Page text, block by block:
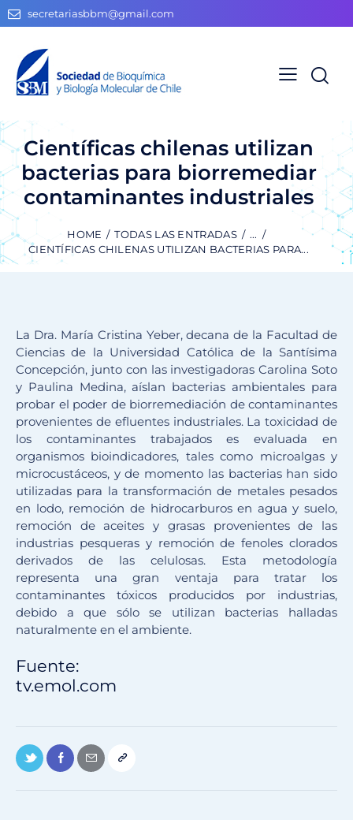
secretariasbbm@gmail.com
Científicas chilenas utilizan
bacterias para biorremediar
contaminantes industriales
HOME TODAS LAS ENTRADAS
...
CIENTÍFICAS CHILENAS UTILIZAN BACTERIAS PARA...
La Dra. María Cristina Yeber, decana de la Facultad de
Ciencias de la Universidad Católica de la Santísima
Concepción, junto con las investigadoras Carolina Soto
y Paulina Medina, aíslan bacterias ambientales para
probar el poder de biorremediación de contaminantes
provenientes de efluentes industriales. La toxicidad de
los contaminantes trabajados es evaluada en
organismos bioindicadores, tales como microalgas y
microcustáceos, y de momento las bacterias han sido
utilizadas para la transformación de metales pesados
en lodo, remoción de hidrocarburos en agua y suelo,
remoción de aceites y grasas provenientes de las
industrias pesqueras y remoción de fenoles clorados
derivados de las celulosas. Esta metodología
representa una gran ventaja para tratar los
contaminantes tóxicos producidos por industrias,
debido a que sólo se utilizan bacterias halladas
naturalmente en el ambiente.
Fuente:
tv.emol.com